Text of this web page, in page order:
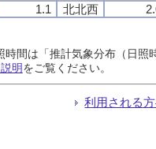
1.1 北北西
間は「推計気象分布（日
明をご覧ください。
利用される